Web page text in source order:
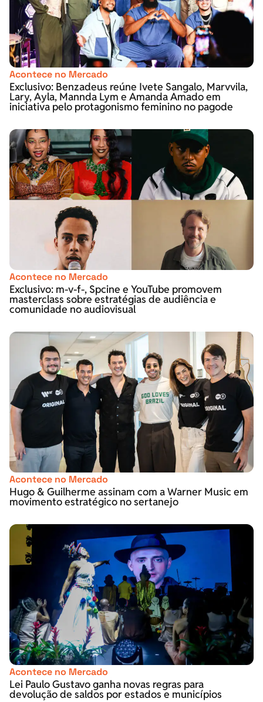
Acontece no Mercado
Exclusivo: Benzadeus reúne Ivete Sangalo, Marvvila,
Lary, Ayla, Mannda Lym e Amanda Amado em
iniciativa pelo protagonismo feminino no pagode
Acontece no Mercado
Exclusivo: m-v-f-, Spcine e YouTube promovem
masterclass sobre estratégias de audiência e
comunidade no audiovisual
Acontece no Mercado
Hugo & Guilherme assinam com a Warner Music em
movimento estratégico no sertanejo
Acontece no Mercado
Lei Paulo Gustavo ganha novas regras para
devolução de saldos por estados e municípios